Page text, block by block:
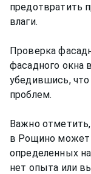
предотвратить
влаги.
Проверка
фасадного окна
убедившись, что
проблем.
Важно
в Рощино
определенных
нет опыта или